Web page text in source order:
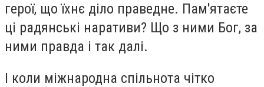
герої, що їхнє діло праведне. Пам'ятаєте
ці радянські наративи? Що з ними Бог, за
ними правда і так далі.
І коли міжнародна спільнота чітко